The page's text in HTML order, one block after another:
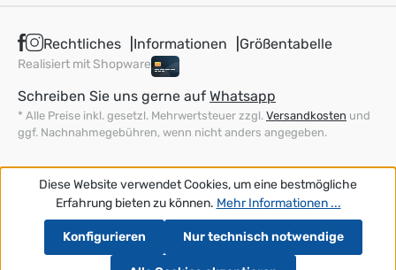
Rechtliches Informationen Größentabelle
Realisiert mit Shopware
Schreiben Sie uns gerne auf Whatsapp
* Alle Preise inkl. gesetzl. Mehrwertsteuer zzgl. Versandkosten und
ggf. Nachnahmegebühren, wenn nicht anders angegeben.
Diese Website verwendet Cookies, um eine bestmögliche
Erfahrung bieten zu können. Mehr Informationen ...
Nur technisch notwendige
Konfigurieren